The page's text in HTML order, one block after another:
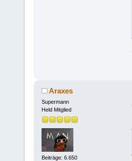
Araxes
Supermann
Held Mitglied
Beiträge: 6.650